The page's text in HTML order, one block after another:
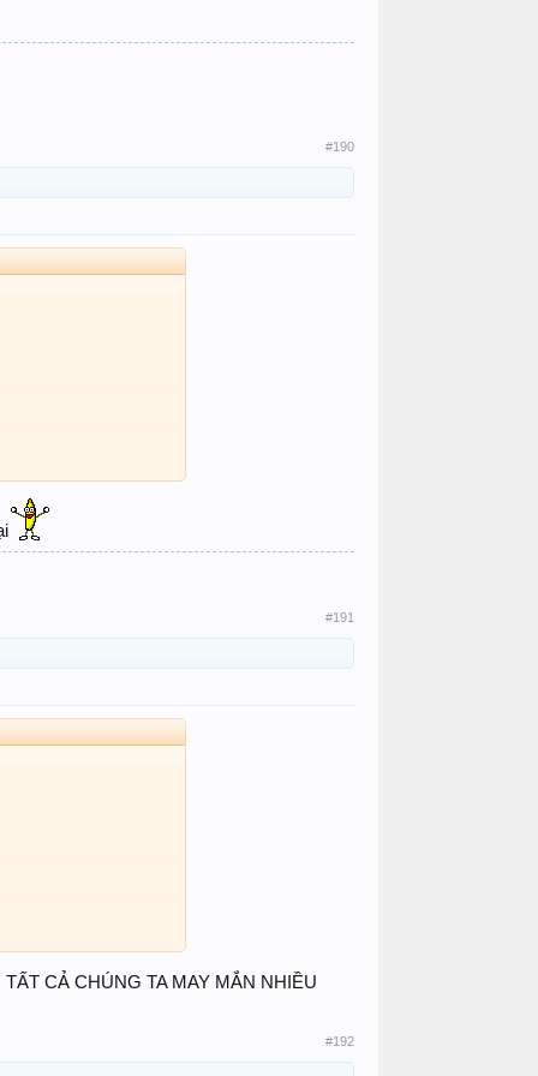
#190
#191
CẢ CHÚNG TA MAY MẮN NHIỀU
#192